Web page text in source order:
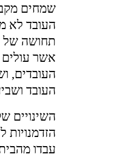
שמחים
העובד לא
תחושה של
אשר
העובדים,
העובד
השינויים
עבדו